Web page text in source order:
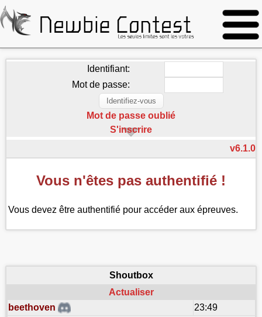
Identifiant:
Mot de passe:
Mot de passe oublié
S'inscrire
v6.1.0
Vous n'êtes pas authentifié !
Vous devez être authentifié pour accéder aux épreuves.
Shoutbox
Actualiser
beethoven
23:49